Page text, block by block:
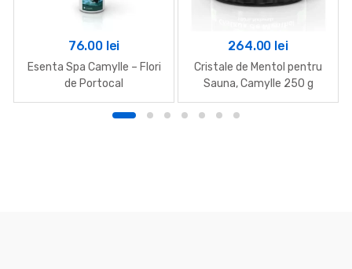
76.00 lei
Esenta Spa Camylle – Flori
de Portocal
264.00 lei
Cristale de Mentol pentru
Sauna, Camylle 250 g